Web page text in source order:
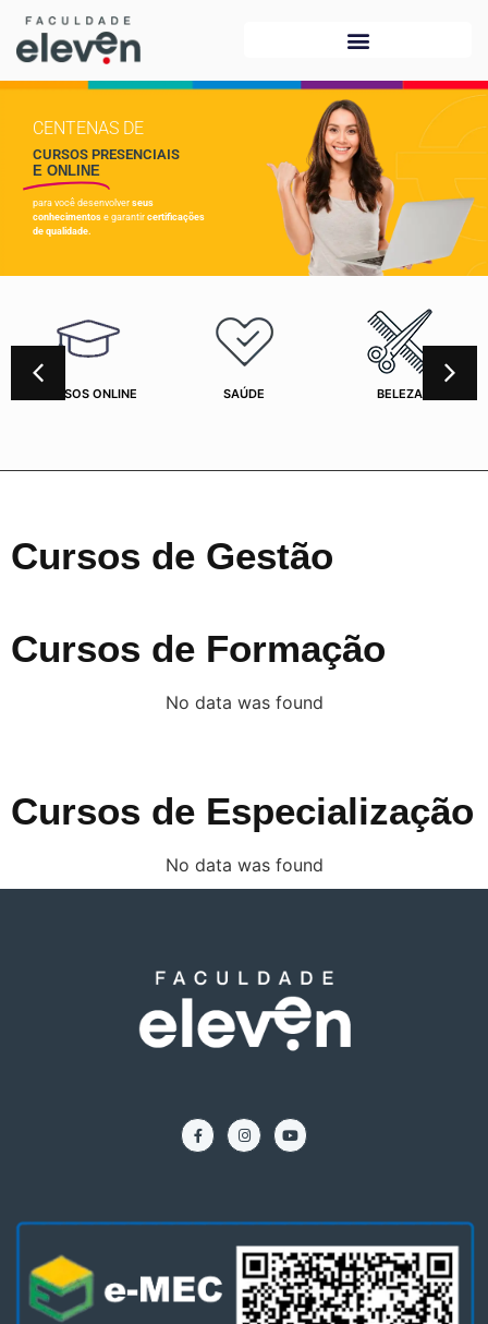
CENTENAS DE
CURSOS PRESENCIAIS
E ONLINE
para você desenvolver seus
conhecimentos e garantir certificações
de qualidade.
CURSOS ONLINE SAÚDE BELEZA
Cursos de Gestão
Cursos de Formação
No data was found
Cursos de Especialização
No data was found